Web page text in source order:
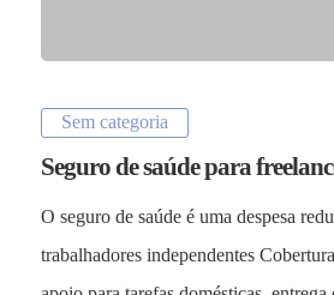
Sem categoria
Seguro de saúde para
O seguro de saúde é uma despesa
trabalhadores independentes